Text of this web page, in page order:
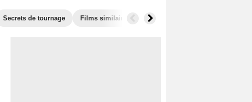
Secrets de tournage Films similaires